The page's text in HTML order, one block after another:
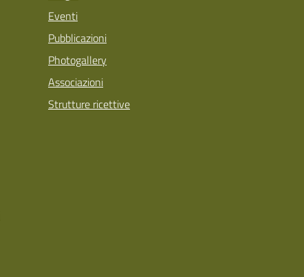
Eventi
Pubblicazioni
Photogallery
Associazioni
Strutture ricettive